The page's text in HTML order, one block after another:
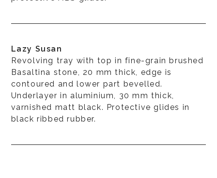
Lazy Susan
Revolving tray with top in fine-grain brushed
Basaltina stone, 20 mm thick, edge is
contoured and lower part bevelled.
Underlayer in aluminium, 30 mm thick,
varnished matt black. Protective glides in
black ribbed rubber.